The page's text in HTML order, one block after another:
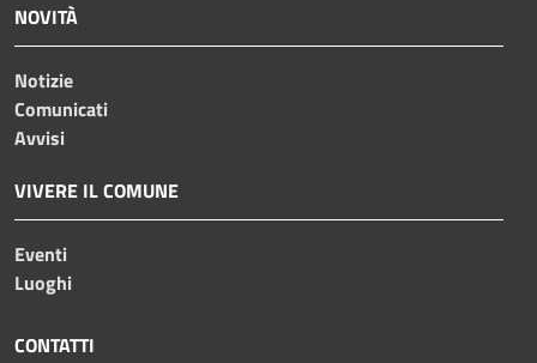
NOVITÀ
Notizie
Comunicati
Avvisi
VIVERE IL COMUNE
Eventi
Luoghi
CONTATTI